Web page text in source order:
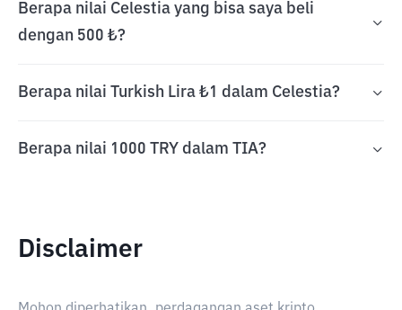
Berapa nilai Celestia yang bisa saya beli
dengan 500 ₺?
Berapa nilai Turkish Lira ₺1 dalam Celestia?
Berapa nilai 1000 TRY dalam TIA?
Disclaimer